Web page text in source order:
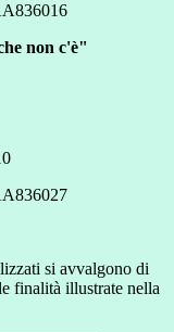
non c'è"
si avvalgono di
finalità illustrate nella